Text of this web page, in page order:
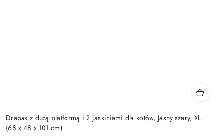
Drapak z dużą platformą i 2 jaskiniami dla kotów, Jasny szary, XL
(68 x 48 x 101 cm)